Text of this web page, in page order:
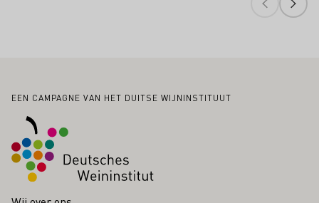
Voettekst
EEN CAMPAGNE VAN HET DUITSE WIJNINSTITUUT